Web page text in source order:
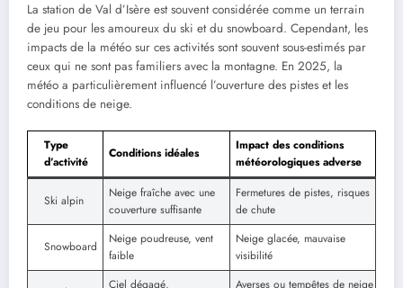
La station de Val d’Isère est souvent considérée comme un terrain
de jeu pour les amoureux du ski et du snowboard. Cependant, les
impacts de la météo sur ces activités sont souvent sous-estimés par
ceux qui ne sont pas familiers avec la montagne. En 2025, la
météo a particulièrement influencé l’ouverture des pistes et les
conditions de neige.
Type
d’activité
Conditions idéales
Impact des conditions
météorologiques adverse
Ski alpin
Neige fraîche avec une
couverture suffisante
Fermetures de pistes, risques
de chute
Snowboard
Neige poudreuse, vent
faible
Neige glacée, mauvaise
visibilité